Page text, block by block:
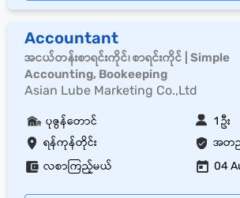
Accountant
အငယ်တန်းစာရင်းကိုင်၊ စာရင်းကိုင် | Simple
Accounting, Bookeeping
Asian Lube Marketing Co.,Ltd
ရန်ကုန်တိုင်း အတည်
ပုဇွန်တောင် 1 ဦး
လစာကြည့်မယ် 04